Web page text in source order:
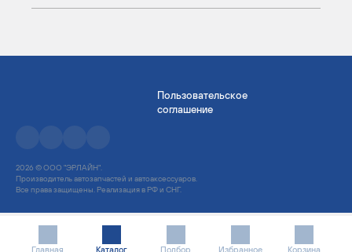
Главная Каталог Подбор Избранное Корзина
Пользовательское
соглашение
2026 © ООО "ЭРЛАЙН".
Производитель автозапчастей и автоаксессуаров.
Все права защищены. Реализация в РФ и СНГ.